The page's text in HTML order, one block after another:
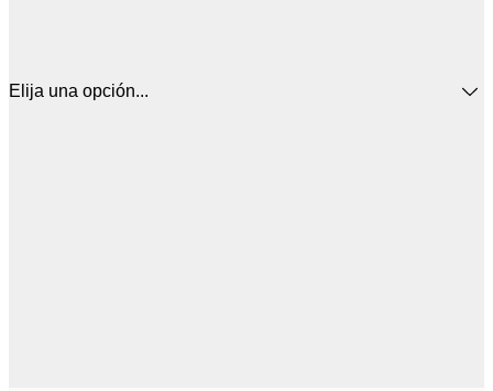
Elija una opción...